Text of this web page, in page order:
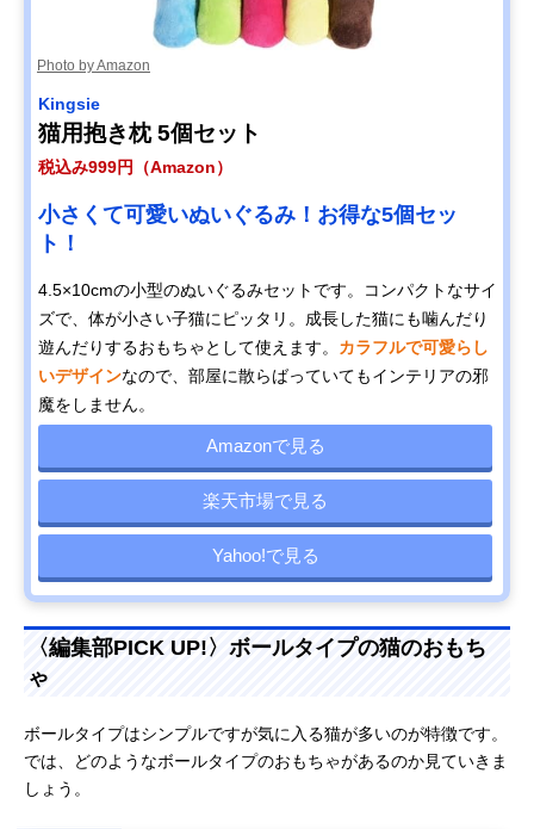
Photo by Amazon
Kingsie
猫用抱き枕 5個セット
税込み999円（Amazon）
小さくて可愛いぬいぐるみ！お得な5個セッ
ト！
4.5×10cmの小型のぬいぐるみセットです。コンパクトなサイ
ズで、体が小さい子猫にピッタリ。成長した猫にも噛んだり
遊んだりするおもちゃとして使えます。 カラフルで可愛らし
いデザインなので、部屋に散らばっていてもインテリアの邪
魔をしません。
Amazonで見る
楽天市場で見る
Yahoo!で見る
〈編集部PICK UP!〉ボールタイプの猫のおもち
ゃ
ボールタイプはシンプルですが気に入る猫が多いのが特徴です。
では、どのようなボールタイプのおもちゃがあるのか見ていきま
しょう。